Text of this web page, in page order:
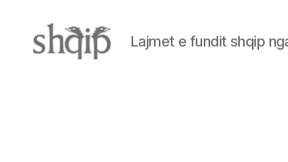
Lajmet e fundit shqip